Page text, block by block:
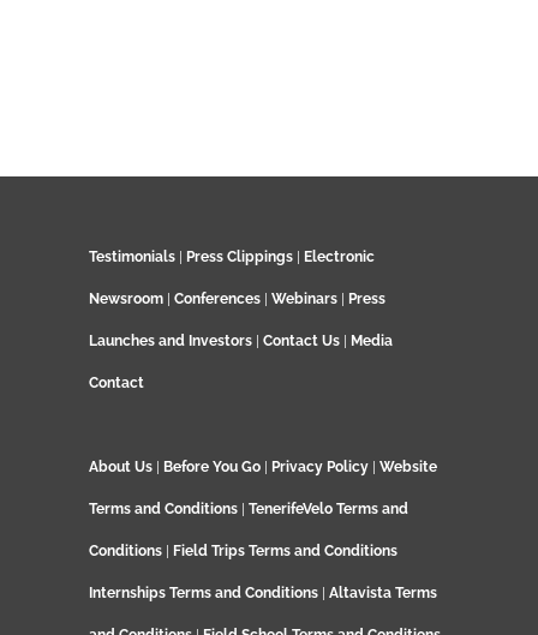
Testimonials Press Clippings Electronic
Newsroom Conferences Webinars Press
Launches and Investors Contact Us Media
Contact
About Us Before You Go Privacy Policy Website
Terms and Conditions TenerifeVelo Terms and
Conditions Field Trips Terms and Conditions
Internships Terms and Conditions Altavista Terms